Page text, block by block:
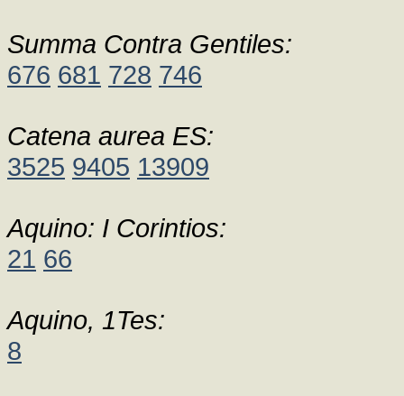
Summa Contra Gentiles:
676 681 728 746
Catena aurea ES:
3525 9405 13909
Aquino: I Corintios:
21 66
Aquino, 1Tes:
8